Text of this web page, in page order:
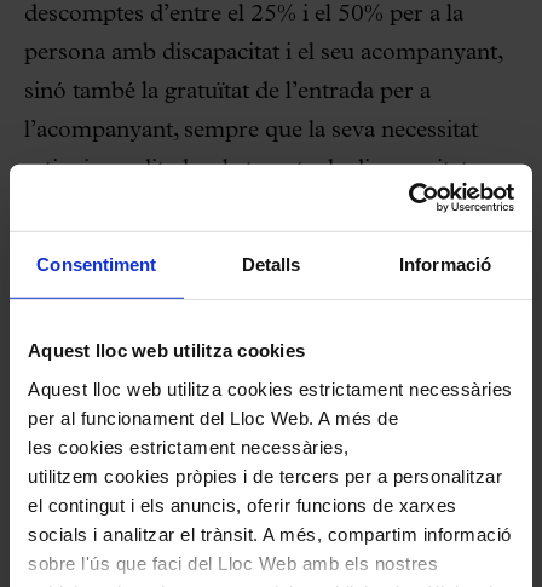
Consentiment Detalls Informació
Aquest lloc web utilitza cookies
Aquest lloc web utilitza cookies estrictament necessàries
per al funcionament del Lloc Web. A més de
les cookies estrictament necessàries,
utilitzem cookies pròpies i de tercers per a personalitzar
el contingut i els anuncis, oferir funcions de xarxes
socials i analitzar el trànsit. A més, compartim informació
sobre l'ús que faci del Lloc Web amb els nostres
descomptes d’entre el 25% i el 50% per a la
persona amb discapacitat i el seu acompanyant,
sinó també la gratuïtat de l’entrada per a
l’acompanyant, sempre que la seva necessitat
estigui acreditada a la targeta de discapacitat.
Aquesta nova política, que arriba abans de la
celebració del Dia Internacional de les persones
desembre, es va presentar el passat 3 de
novembre durant l’acte anual del programa
Apropa Cultura i ja és efectiva en la majoria de
tots aquests equipaments i ho serà plenament a
partir de l’1 de gener del 2024.
D’aquesta manera, s’espera motivar i millorar la